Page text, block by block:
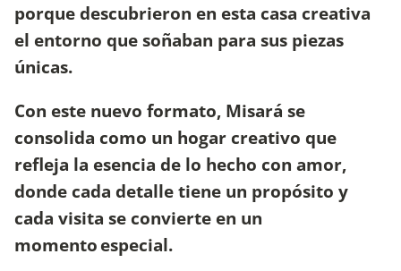
porque descubrieron en esta casa creativa
el entorno que soñaban para sus piezas
únicas.
Con este nuevo formato, Misará se
consolida como un hogar creativo que
refleja la esencia de lo hecho con amor,
donde cada detalle tiene un propósito y
cada visita se convierte en un
momento especial.